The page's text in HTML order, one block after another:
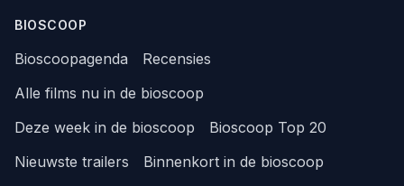
BIOSCOOP
Bioscoopagenda
Recensies
Alle films nu in de bioscoop
Deze week in de bioscoop
Bioscoop Top 20
Nieuwste trailers
Binnenkort in de bioscoop